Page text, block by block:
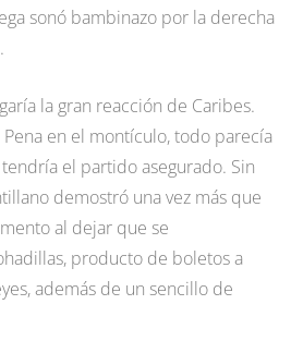
sonó bambinazo por la derecha
la gran reacción de Caribes.
en el montículo, todo parecía
el partido asegurado. Sin
demostró una vez más que
al dejar que se
producto de boletos a
además de un sencillo de